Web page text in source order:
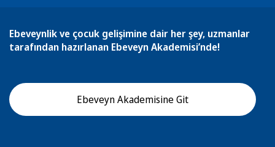
Ebeveynlik ve çocuk gelişimine dair her şey, uzmanlar
tarafından hazırlanan Ebeveyn Akademisi’nde!
Ebeveyn Akademisine Git